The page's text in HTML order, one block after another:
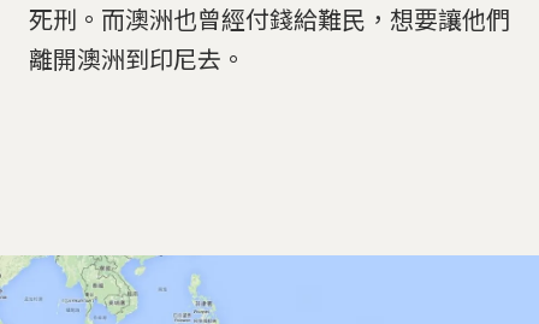
死刑。而澳洲也曾經付錢給難民，想要讓他們
離開澳洲到印尼去。